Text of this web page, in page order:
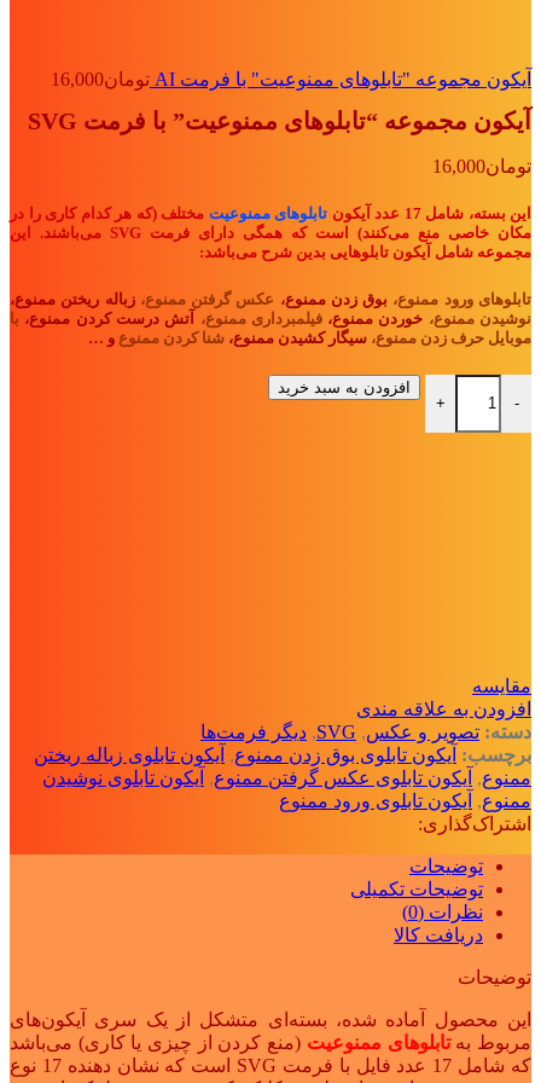
آیکون مجموعه "تابلوهای ممنوعیت" با فرمت AI تومان16,000
آیکون مجموعه “تابلوهای ممنوعیت” با فرمت SVG
تومان16,000
این بسته، شامل 17 عدد آیکون تابلوهای ممنوعیت مختلف (که هر کدام کاری را در
مکان خاصی منع می‌کنند) است که همگی دارای فرمت SVG می‌باشند. این
مجموعه شامل آیکون تابلوهایی بدین شرح می‌باشد:
تابلوهای ورود ممنوع، بوق زدن ممنوع، عکس گرفتن ممنوع، زباله ریختن ممنوع،
نوشیدن ممنوع، خوردن ممنوع،فیلمبرداری ممنوع، آتش درست کردن ممنوع، با
موبایل حرف زدن ممنوع، سیگار کشیدن ممنوع، شنا کردن ممنوع و …
-
آیکون مجموعه "تابلوهای ممنوعیت" با فرمت SVG عدد
+
افزودن به سبد خرید
مقايسه
افزودن به علاقه مندی
دسته: تصویر و عکس,
SVG
, دیگر فرمت‌ها
برچسب: آیکون تابلوی بوق زدن ممنوع, آیکون تابلوی زباله ریختن
ممنوع, آیکون تابلوی عکس گرفتن ممنوع, آیکون تابلوی نوشیدن
ممنوع, آیکون تابلوی ورود ممنوع
اشتراک‌گذاری:
توضیحات
توضیحات تکمیلی
نظرات (0)
دریافت کالا
توضیحات
این محصول آماده شده، بسته‌ای متشکل از یک سری آیکون‌های
مربوط بهتابلوهای ممنوعیت (منع کردن از چیزی یا کاری) می‌باشد
که شامل 17 عدد فایل با فرمت SVG است که نشان دهنده 17 نوع